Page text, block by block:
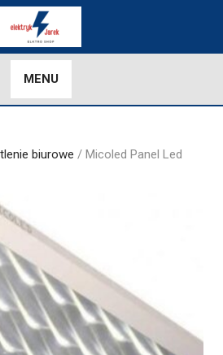
MENU
biurowe / Micoled Panel Led